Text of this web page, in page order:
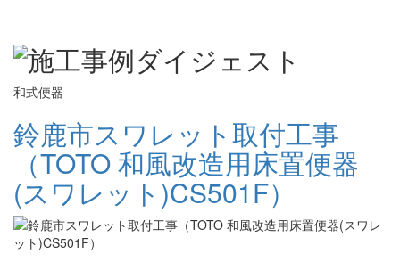
和式便器
鈴鹿市スワレット取付工事
（TOTO 和風改造用床置便器
(スワレット)CS501F）